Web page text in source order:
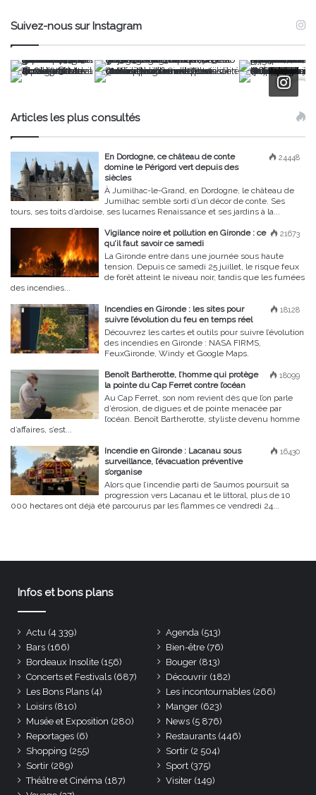
Suivez-nous sur Instagram
Articles les plus consultés
24448
En Dordogne, ce château de conte
domine le Périgord vert depuis des
siècles
À Jumilhac-le-Grand, en Dordogne, le château de
Jumilhac semble sorti d’un décor de conte. Ses
tours, ses toits d’ardoise, ses lucarnes Renaissance et ses jardins à la...
21673
Vigilance noire et pollution en Gironde : ce
qu’il faut savoir ce samedi
La Gironde entre dans une journée sous haute
tension. Depuis ce samedi 25 juillet, le risque feux
de forêt atteint le niveau noir, tandis que les fumées
des incendies...
18128
Incendies en Gironde : les sites pour
suivre l’évolution du feu en temps réel
Découvrez les cartes et outils pour suivre l’évolution
des incendies en Gironde : NASA FIRMS,
FeuxGironde, Windy et Google Maps.
18099
Benoît Bartherotte, l’homme qui protège
la pointe du Cap Ferret contre l’océan
Au Cap Ferret, son nom revient dès que l’on parle
d’érosion, de digues et de pointe menacée par
l’océan. Benoît Bartherotte, styliste devenu homme
d’affaires, s’est...
16430
Incendie en Gironde : Lacanau sous
surveillance, l’évacuation préventive
s’organise
Alors que l’incendie parti de Saumos poursuit sa
progression vers Lacanau et le littoral, plus de 10
000 hectares ont déjà été parcourus par les flammes ce vendredi 24...
Infos et bons plans
Actu (4 339) Agenda (513)
Bars (166) Bien-être (76)
Bordeaux Insolite (156) Bouger (813)
Concerts et Festivals (687) Découvrir (182)
Les Bons Plans (4) Les incontournables (266)
Loisirs (810) Manger (623)
Musée et Exposition (280) News (5 876)
Reportages (6) Restaurants (446)
Shopping (255) Sortir (2 504)
Sortir (289) Sport (375)
Théâtre et Cinéma (187) Visiter (149)